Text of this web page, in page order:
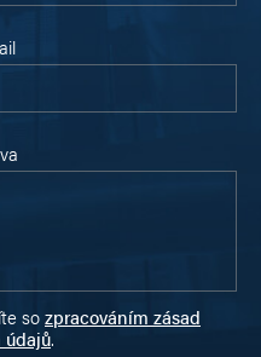
sozpracováním zásad
údajů.